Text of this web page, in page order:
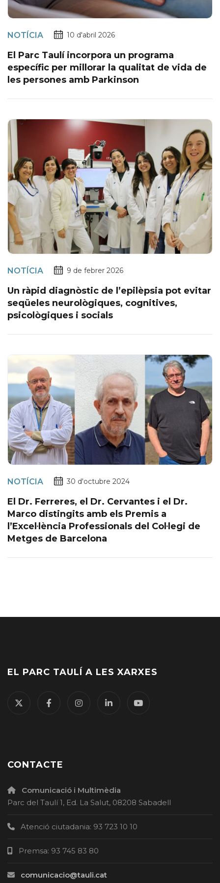
NOTÍCIA 10 d'abril 2026
El Parc Taulí incorpora un programa
específic per millorar la qualitat de vida de
les persones amb Parkinson
NOTÍCIA 9 de febrer 2026
Un ràpid diagnòstic de l’epilèpsia pot evitar
seqüeles neurològiques, cognitives,
psicològiques i socials
NOTÍCIA 30 d'octubre 2024
El Dr. Ferreres, el Dr. Cervantes i el Dr.
Marco distingits amb els Premis a
l’Excel·lència Professionals del Col·legi de
Metges de Barcelona
EL PARC TAULÍ A LES XARXES
CONTACTE
Comunicació i Multimèdia
Parc del Taulí 1, Ed. La Salut, 08208 Sabadell
Atenció ciutadania: 93 723 10 10
Premsa: 93 745 83 80
comunicacio@tauli.cat